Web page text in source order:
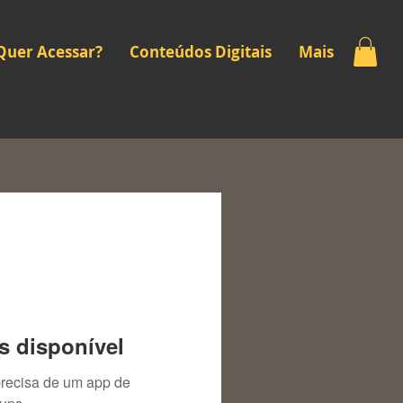
Acessar? Conteúdos Digitais Mais
disponível
de um app de